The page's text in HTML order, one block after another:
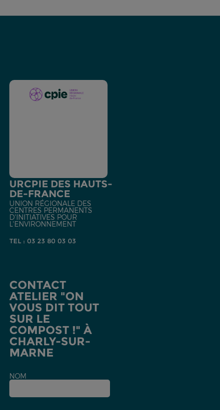
URCPIE DES HAUTS-
DE-FRANCE
UNION RÉGIONALE DES
CENTRES PERMANENTS
D'INITIATIVES POUR
L'ENVIRONNEMENT
TEL : 03 23 80 03 03
CONTACT
ATELIER "ON
VOUS DIT TOUT
SUR LE
COMPOST !" À
CHARLY-SUR-
MARNE
NOM